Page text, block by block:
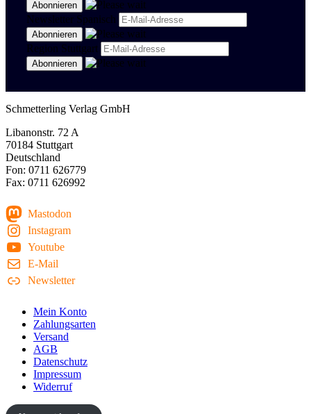
Newsletter Spanisch
Region Stuttgart
Schmetterling Verlag GmbH
Libanonstr. 72 A
70184 Stuttgart
Deutschland
Fon: 0711 626779
Fax: 0711 626992
Mastodon
Instagram
Youtube
E-Mail
Newsletter
Mein Konto
Zahlungsarten
Versand
AGB
Datenschutz
Impressum
Widerruf